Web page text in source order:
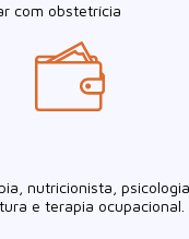
com obstetrícia
nutricionista, psicologia,
e terapia ocupacional.